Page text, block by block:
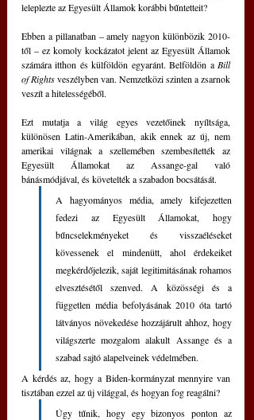
leleplezte az Egyesült Államok korábbi bűntetteit?
Ebben a pillanatban – amely nagyon különbözik 2010-
től – ez komoly kockázatot jelent az Egyesült Államok
számára itthon és külföldön egyaránt. Belföldön a Bill
of Rights veszélyben van. Nemzetközi szinten a zsarnok
veszít a hitelességéből.
Ezt mutatja a világ egyes vezetőinek nyíltsága,
különösen Latin-Amerikában, akik ennek az új, nem
amerikai világnak a szellemében szembesítették az
Egyesült Államokat az Assange-gal való
bánásmódjával, és követelték a szabadon bocsátását.
A hagyományos média, amely kifejezetten
fedezi az Egyesült Államokat, hogy
bűncselekményeket és visszaéléseket
kövessenek el mindenütt, ahol érdekeiket
megkérdőjelezik, saját legitimitásának rohamos
elvesztésétől szenved. A közösségi és a
független média befolyásának 2010 óta tartó
látványos növekedése hozzájárult ahhoz, hogy
világszerte mozgalom alakult Assange és a
szabad sajtó alapelveinek védelmében.
A kérdés az, hogy a Biden-kormányzat mennyire van
tisztában ezzel az új világgal, és hogyan fog reagálni?
Úgy tűnik, hogy egy bizonyos ponton az